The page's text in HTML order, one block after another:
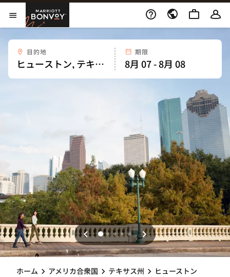
Skip to Content
メニューを開く
Marriott Bonvoy
目的地 期限
ホーム アメリカ合衆国 テキサス州 ヒューストン